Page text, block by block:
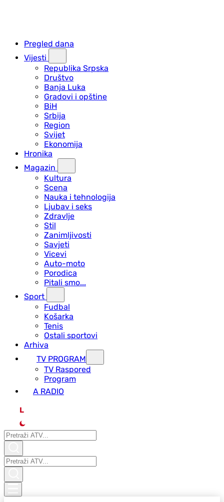
Pregled dana
Vijesti
Republika Srpska
Društvo
Banja Luka
Gradovi i opštine
BiH
Srbija
Region
Svijet
Ekonomija
Hronika
Magazin
Kultura
Scena
Nauka i tehnologija
Ljubav i seks
Zdravlje
Stil
Zanimljivosti
Savjeti
Vicevi
Auto-moto
Porodica
Pitali smo...
Sport
Fudbal
Košarka
Tenis
Ostali sportovi
Arhiva
TV PROGRAM
ТV Raspored
Program
A RADIO
L